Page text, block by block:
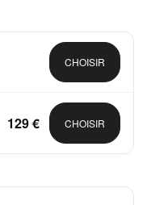
CHOISIR
129 € CHOISIR